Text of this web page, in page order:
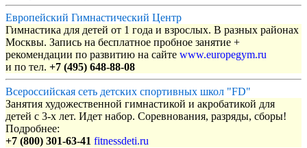
Европейский Гимнастический Центр
Гимнастика для детей от 1 года и взрослых. В разных районах
Москвы. Запись на бесплатное пробное занятие +
рекомендации по развитию на сайте www.europegym.ru
и по тел. +7 (495) 648-88-08
Всероссийская сеть детских спортивных школ "FD"
Занятия художественной гимнастикой и акробатикой для
детей с 3-х лет. Идет набор. Соревнования, разряды, сборы!
Подробнее:
+7 (800) 301-63-41 fitnessdeti.ru